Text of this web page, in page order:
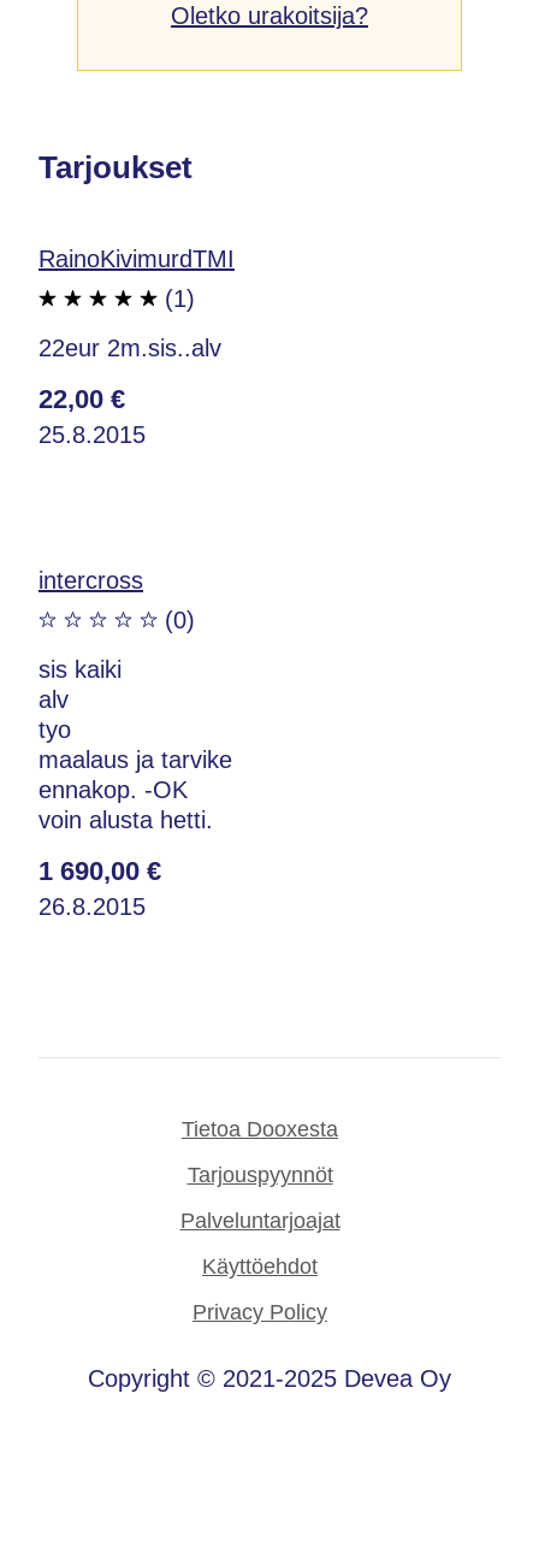
Oletko urakoitsija?
Tarjoukset
RainoKivimurdTMI
(1)
22eur 2m.sis..alv
22,00 €
25.8.2015
intercross
(0)
sis kaiki
alv
tyo
maalaus ja tarvike
ennakop. -OK
voin alusta hetti.
1 690,00 €
26.8.2015
Tietoa Dooxesta
Tarjouspyynnöt
Palveluntarjoajat
Käyttöehdot
Privacy Policy
Copyright © 2021-2025 Devea Oy